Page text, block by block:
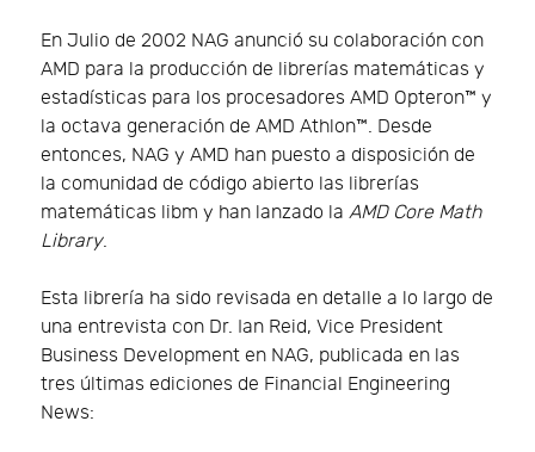
En Julio de 2002 NAG anunció su colaboración con
AMD para la producción de librerías matemáticas y
estadísticas para los procesadores AMD Opteron™ y
la octava generación de AMD Athlon™. Desde
entonces, NAG y AMD han puesto a disposición de
la comunidad de código abierto las librerías
matemáticas libm y han lanzado la AMD Core Math
Library.
Esta librería ha sido revisada en detalle a lo largo de
una entrevista con Dr. Ian Reid, Vice President
Business Development en NAG, publicada en las
tres últimas ediciones de Financial Engineering
News: